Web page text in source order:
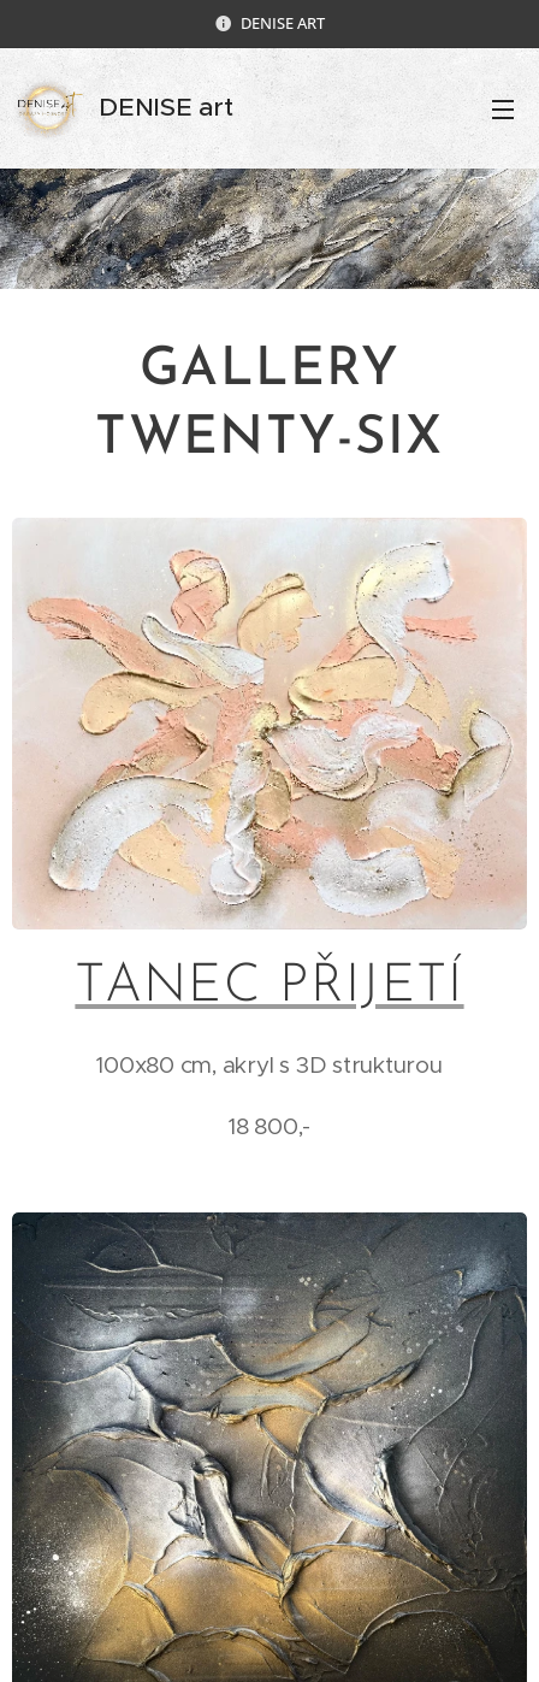
DENISE ART
DENISE art
GALLERY
TWENTY-SIX
TANEC PŘIJETÍ
100x80 cm, akryl s 3D strukturou
18 800,-